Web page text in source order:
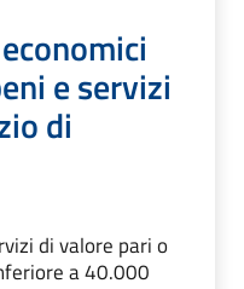
e servizi
di
di valore pari o
a 40.000